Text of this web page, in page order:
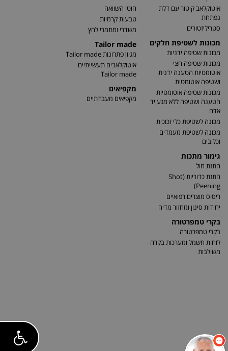
אוטוקלאב קיטור עם דלת
נפתחת
סטריליזטורים
מכונות לשטיפת חלקים
מכונות שטיפה ידניות
מכונות שטיפה חצי
אוטומטיות הטענה ידנית
ושטיפה אוטומטית
מכונות שטיפה אוטומטיות
הטענה ושטיפה ללא מגע יד
אדם
מכונה לשטיפת כלי זכוכית
מכונה לשטיפת מעמדים
וכלובים
גימור מתכות
התזת חול
התזת כדוריות (Shot
Peening)
ריסוס מוצרים רפואיים
יחידות סינון ומחזור מדיה
בקרי טמפרטורה
בקרי טמפרטורה
לוחות חשמל ומערכות בקרה
משולבות
חוטי השוואה
טבעות קרמיות
משדרי ומתמרי לחץ
Tailor made
מגוון פתרונות Tailor made
אוטוקלאבים תעשייתיים
Tailor made
מקפיאים
מקפיאים מעבדתיים